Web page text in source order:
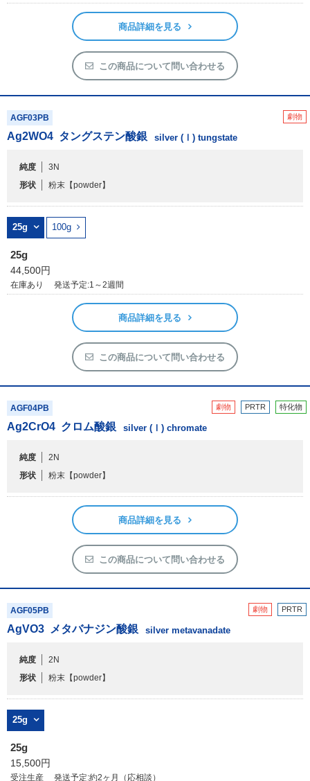
カテゴリで検索する
化合物
形状詳細
アウトレット
化学教材・オリジナルグッズ
商品詳細を見る
この商品について問い合わせる
劇物
AGF03PB
Ag2WO4 タングステン酸銀 silver (Ⅰ) tungstate
純度
3N
形状
粉末 【powder】
25g 100g
25g
44,500円
在庫あり 発送予定:1～2週間
商品詳細を見る
この商品について問い合わせる
劇物 PRTR 特化物
AGF04PB
Ag2CrO4 クロム酸銀 silver (Ⅰ) chromate
純度
2N
形状
粉末 【powder】
商品詳細を見る
この商品について問い合わせる
劇物 PRTR
AGF05PB
AgVO3 メタバナジン酸銀 silver metavanadate
純度
2N
形状
粉末 【powder】
25g
25g
15,500円
受注生産 発送予定:約2ヶ月（応相談）